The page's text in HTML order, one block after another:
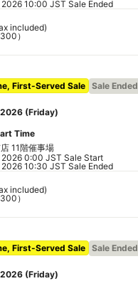
10:00 JST Sale Ended
included)
）
First-Served Sale Sale Ended
2026 (Friday)
Time
11階催事場
0:00 JST Sale Start
10:30 JST Sale Ended
included)
）
First-Served Sale Sale Ended
2026 (Friday)